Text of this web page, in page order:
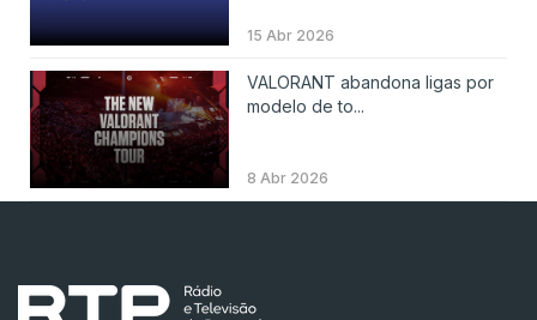
15 Abr 2026
VALORANT abandona ligas por
modelo de to...
8 Abr 2026